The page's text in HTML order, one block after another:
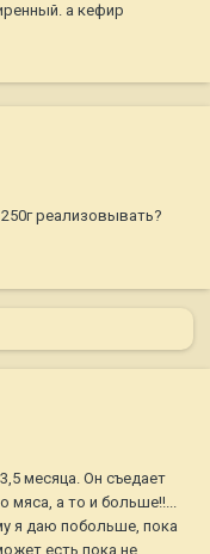
а кефир
реализовывать?
месяца. Он съедает
мяса, а то и больше!!...
я даю побольше, пока
есть пока не